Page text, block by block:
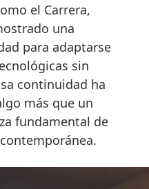
el Carrera,
una
para adaptarse
sin
continuidad ha
más que un
fundamental de